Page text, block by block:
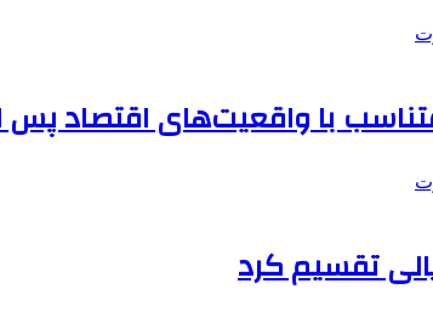
با واقعیت‌های اقتصاد